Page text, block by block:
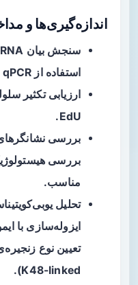
اندازه‌گیری‌ها و
سنجش بیان mRNA و پروتئین
استفاده از qPCR و ایمونوبلاتینگ.
EdU.
بررسی نشانگرهای
بررسی
مناسب.
ایزوله‌سازی با
تعیین نوع
K48-linked).